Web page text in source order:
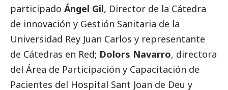
participado Ángel Gil, Director de la Cátedra
de innovación y Gestión Sanitaria de la
Universidad Rey Juan Carlos y representante
de Cátedras en Red; Dolors Navarro, directora
del Área de Participación y Capacitación de
Pacientes del Hospital Sant Joan de Deu y